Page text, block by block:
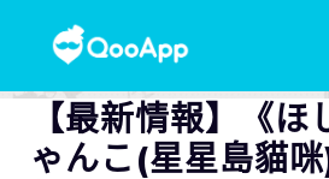
【最新情報】《ほ
ゃんこ(星星島貓